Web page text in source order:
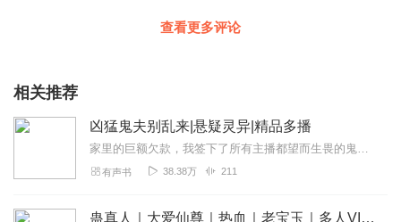
议深夜戴耳机听！
流星小武
播完全抓住了作者魏爽笔下“克系都市”的暗黑感，尤其是恶
查看更多评论
相关推荐
凶猛鬼夫别乱来|悬疑灵异|精品多播
家里的巨额欠款，我签下了所有主播都望而生畏的鬼探直播合同...
有声书 38.38万 211
蛊真人｜大爱仙尊｜热血｜老宝玉｜多人VIP免费有声剧